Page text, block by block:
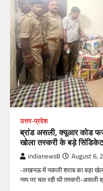
उत्तर-प्रदेश
ब्रांड असली, क्यूआर कोड
खोला तस्करी के बड़े
indianews8 August 6,
-लखनऊ में नकली शराब का बड़ा
नाम पर चल रही थी तस्करी-असली